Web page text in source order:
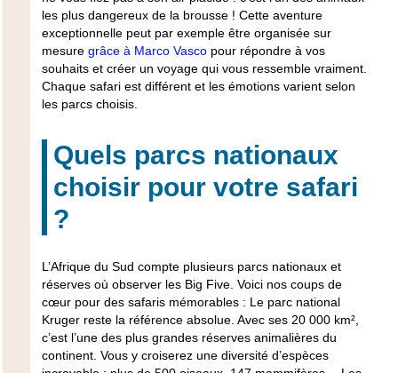
les plus dangereux de la brousse ! Cette aventure
exceptionnellepeut par exemple être organisée sur
mesure grâce à Marco Vascopour répondre à vos
souhaits et créer un voyage qui vous ressemble vraiment.
Chaque safari est différent et les émotions varient selon
les parcs choisis.
Quels parcs nationaux
choisir pour votre safari
?
L’Afrique du Sud compte plusieurs parcs nationaux et
réserves où observer les Big Five. Voici nos coups de
cœur pour des safaris mémorables : Leparc national
Krugerreste la référence absolue. Avec ses 20 000 km²,
c’est l’une des plus grandes réserves animalières du
continent. Vous y croiserez une diversité d’espèces